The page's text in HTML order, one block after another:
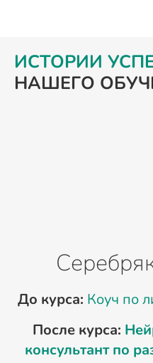
ИСТОРИИ
НАШЕГО
До курса: Коуч по
После курса:
консультант по